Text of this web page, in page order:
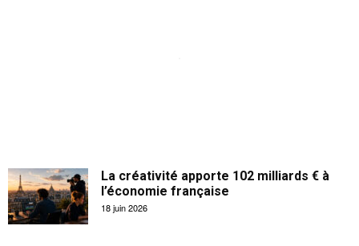
La créativité apporte 102 milliards € à
l’économie française
18 juin 2026